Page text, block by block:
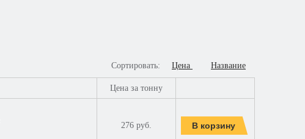
Сортировать: Цена Название
Цена за тонну
276 руб.